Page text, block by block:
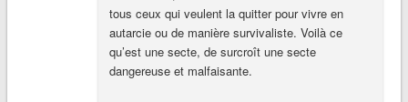
tous ceux qui veulent la quitter pour vivre en
autarcie ou de manière survivaliste. Voilà ce
qu’est une secte, de surcroît une secte
dangereuse et malfaisante.